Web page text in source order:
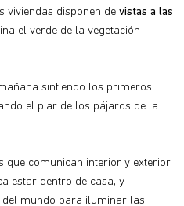
viviendas disponen de vistas a las
el verde de la vegetación
sintiendo los primeros
el piar de los pájaros de la
que comunican interior y exterior
estar dentro de casa, y
mundo para iluminar las